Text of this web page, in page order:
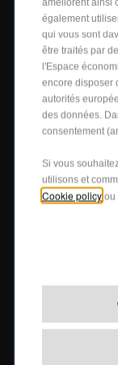
À
également
qui vous sont
être traités par
l'Espace
encore disposer
autorités
des données.
consentement
Si vous
utilisons et
Cookie policy ou